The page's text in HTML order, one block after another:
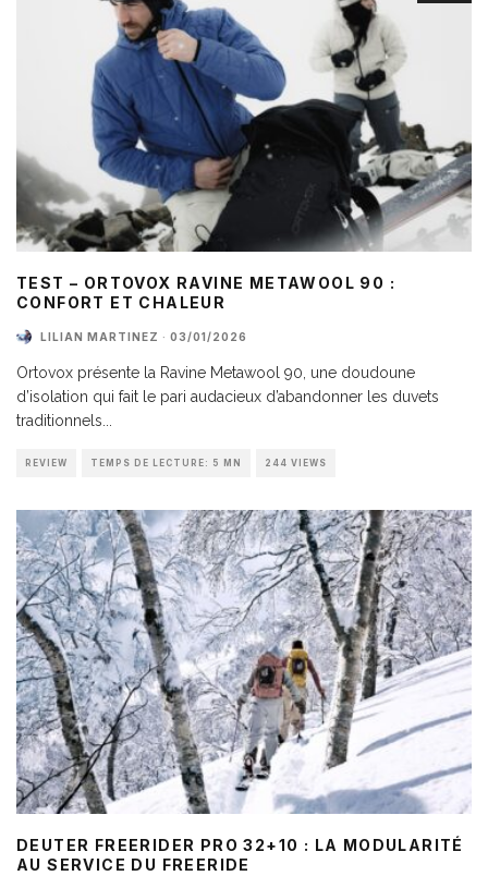
TEST – ORTOVOX RAVINE METAWOOL 90 :
CONFORT ET CHALEUR
LILIAN MARTINEZ · 03/01/2026
Ortovox présente la Ravine Metawool 90, une doudoune
d’isolation qui fait le pari audacieux d’abandonner les duvets
traditionnels...
REVIEW TEMPS DE LECTURE: 5 MN 244 VIEWS
DEUTER FREERIDER PRO 32+10 : LA MODULARITÉ
AU SERVICE DU FREERIDE